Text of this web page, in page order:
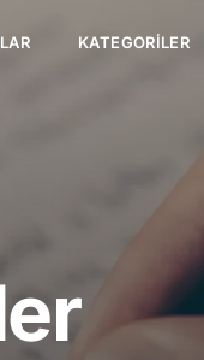
KATEGORILER